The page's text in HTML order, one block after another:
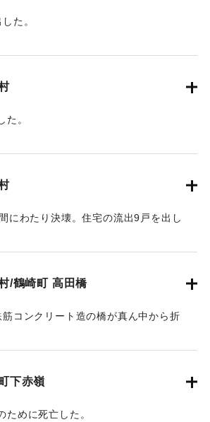
た。
た。
にわたり決壊。住宅の流出9戸を出し
/鶴崎町 高田橋
コンクリート造の橋が真ん中から折
下赤嶺
ために死亡した。